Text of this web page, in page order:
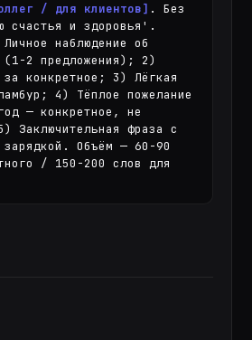
/ для клиентов] . Без
счастья и здоровья'.
наблюдение об
(1-2 предложения); 2)
за конкретное; 3) Лёгкая
4) Тёплое пожелание
— конкретное, не
Заключительная фраза с
зарядкой. Объём — 60-90
/ 150-200 слов для